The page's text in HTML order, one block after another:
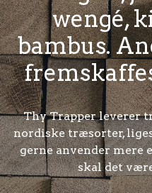
wengé,
bambus.
Thy Trapper leverer
nordiske træsorter,
gerne anvender mere
skal det